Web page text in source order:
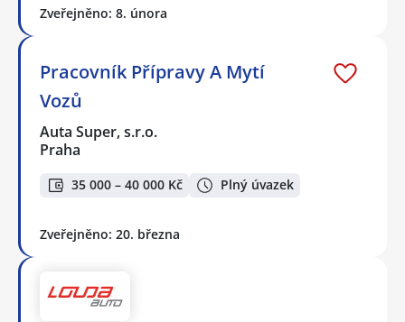
Zveřejněno: 8. února
Pracovník Přípravy A Mytí
Vozů
Auta Super, s.r.o.
Praha
35 000 – 40 000 Kč Plný úvazek
Zveřejněno: 20. března